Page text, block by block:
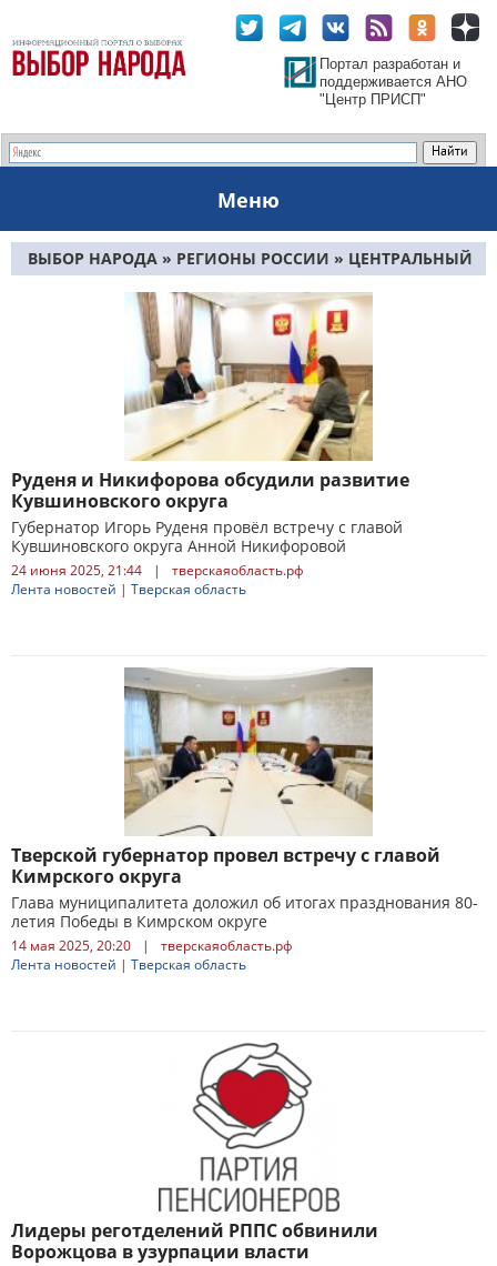
Портал разработан и
поддерживается АНО
"Центр ПРИСП"
Меню
ВЫБОР НАРОДА » РЕГИОНЫ РОССИИ » ЦЕНТРАЛЬНЫЙ
ТВЕРСКАЯ ОБЛАСТЬ» СТРАНИЦА 7
Руденя и Никифорова обсудили развитие
Кувшиновского округа
Губернатор Игорь Руденя провёл встречу с главой
Кувшиновского округа Анной Никифоровой
24 июня 2025, 21:44 |
тверскаяобласть.рф
Лента новостей | Тверская область
Тверской губернатор провел встречу с главой
Кимрского округа
Глава муниципалитета доложил об итогах празднования 80-
летия Победы в Кимрском округе
14 мая 2025, 20:20 |
тверскаяобласть.рф
Лента новостей | Тверская область
Лидеры реготделений РППС обвинили
Ворожцова в узурпации власти